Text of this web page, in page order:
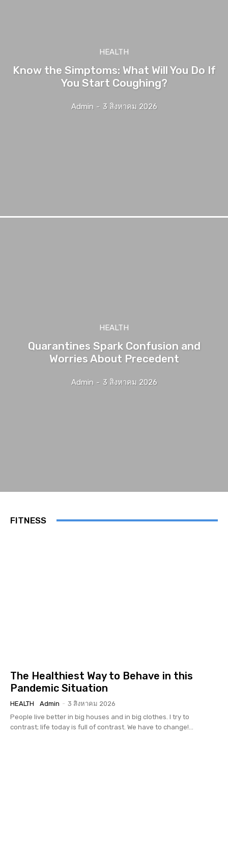
HEALTH
Know the Simptoms: What Will You Do If
You Start Coughing?
Admin - 3 สิงหาคม 2026
HEALTH
Quarantines Spark Confusion and
Worries About Precedent
Admin - 3 สิงหาคม 2026
FITNESS
The Healthiest Way to Behave in this
Pandemic Situation
HEALTH Admin - 3 สิงหาคม 2026
People live better in big houses and in big clothes. I try to
contrast; life today is full of contrast. We have to change!...